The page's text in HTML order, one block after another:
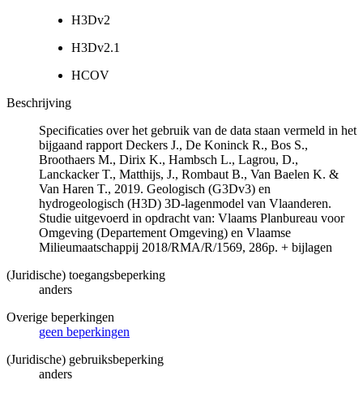
H3Dv2
H3Dv2.1
HCOV
Beschrijving
Specificaties over het gebruik van de data staan vermeld in het
bijgaand rapport Deckers J., De Koninck R., Bos S.,
Broothaers M., Dirix K., Hambsch L., Lagrou, D.,
Lanckacker T., Matthijs, J., Rombaut B., Van Baelen K. &
Van Haren T., 2019. Geologisch (G3Dv3) en
hydrogeologisch (H3D) 3D-lagenmodel van Vlaanderen.
Studie uitgevoerd in opdracht van: Vlaams Planbureau voor
Omgeving (Departement Omgeving) en Vlaamse
Milieumaatschappij 2018/RMA/R/1569, 286p. + bijlagen
(Juridische) toegangsbeperking
anders
Overige beperkingen
geen beperkingen
(Juridische) gebruiksbeperking
anders